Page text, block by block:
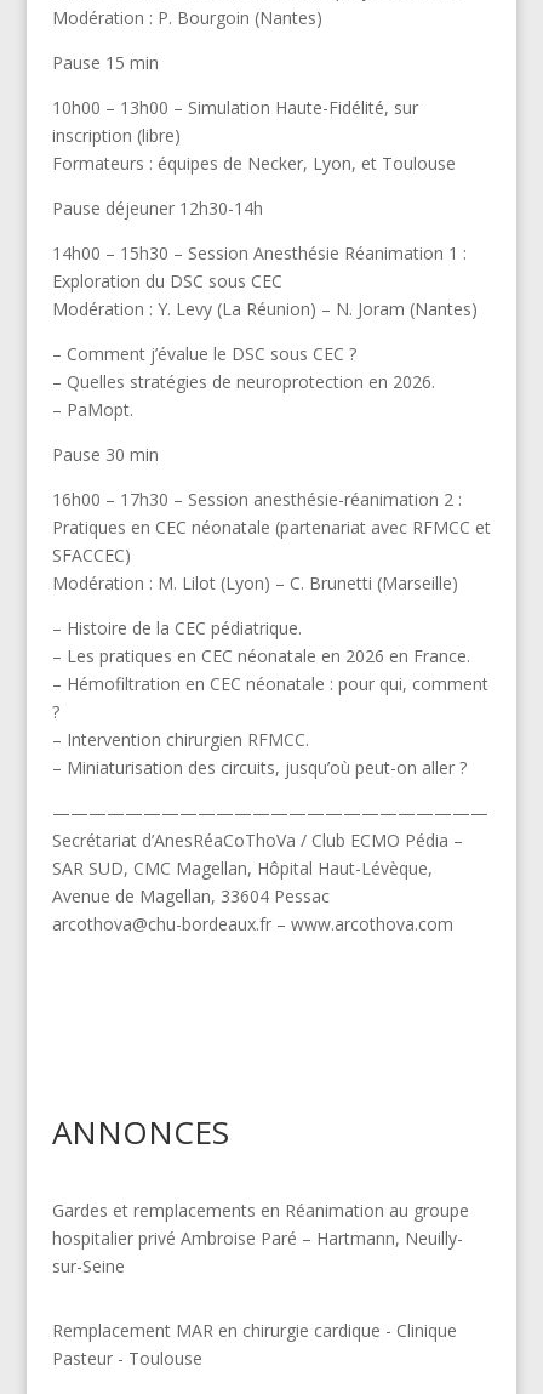
Modération : P. Bourgoin (Nantes)
Pause 15 min
10h00 – 13h00 – Simulation Haute-Fidélité, sur
inscription (libre)
Formateurs : équipes de Necker, Lyon, et Toulouse
Pause déjeuner 12h30-14h
14h00 – 15h30 – Session Anesthésie Réanimation 1 :
Exploration du DSC sous CEC
Modération : Y. Levy (La Réunion) – N. Joram (Nantes)
– Comment j’évalue le DSC sous CEC ?
– Quelles stratégies de neuroprotection en 2026.
– PaMopt.
Pause 30 min
16h00 – 17h30 – Session anesthésie-réanimation 2 :
Pratiques en CEC néonatale (partenariat avec RFMCC et
SFACCEC)
Modération : M. Lilot (Lyon) – C. Brunetti (Marseille)
– Histoire de la CEC pédiatrique.
– Les pratiques en CEC néonatale en 2026 en France.
– Hémofiltration en CEC néonatale : pour qui, comment
?
– Intervention chirurgien RFMCC.
– Miniaturisation des circuits, jusqu’où peut-on aller ?
————————————————————————
Secrétariat d’AnesRéaCoThoVa / Club ECMO Pédia –
SAR SUD, CMC Magellan, Hôpital Haut-Lévèque,
Avenue de Magellan, 33604 Pessac
arcothova@chu-bordeaux.fr – www.arcothova.com
ANNONCES
Gardes et remplacements en Réanimation au groupe
hospitalier privé Ambroise Paré – Hartmann, Neuilly-
sur-Seine
Remplacement MAR en chirurgie cardique - Clinique
Pasteur - Toulouse